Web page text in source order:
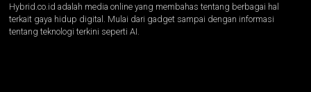
Hybrid.co.id adalah media online yang membahas tentang berbagai hal
terkait gaya hidup digital. Mulai dari gadget sampai dengan informasi
tentang teknologi terkini seperti AI.